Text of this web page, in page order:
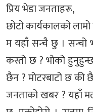
प्रिय भेडा जनताहरू,
छोटो कार्यकालको
म यहाँ सन्चै छु ।
कस्तो छ ? भोको
छैन ? मोटरबाटो छ की
जनताको खबर ? यहाँ